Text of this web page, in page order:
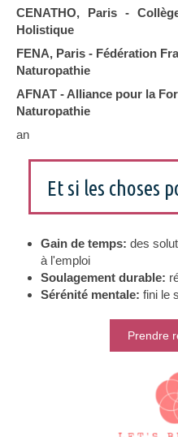
CENATHO, Paris -
Holistique
FENA, Paris - Fédération
Naturopathie
AFNAT - Alliance pour la
Naturopathie
an
Et si les choses
Gain de temps: des
à l'emploi
Soulagement durable:
Sérénité mentale: fini le
Prendre